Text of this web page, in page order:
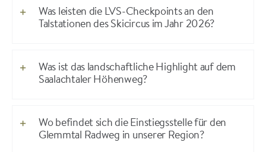
Was leisten die LVS-Checkpoints an den
Talstationen des Skicircus im Jahr 2026?
Was ist das landschaftliche Highlight auf dem
Saalachtaler Höhenweg?
Wo befindet sich die Einstiegsstelle für den
Glemmtal Radweg in unserer Region?